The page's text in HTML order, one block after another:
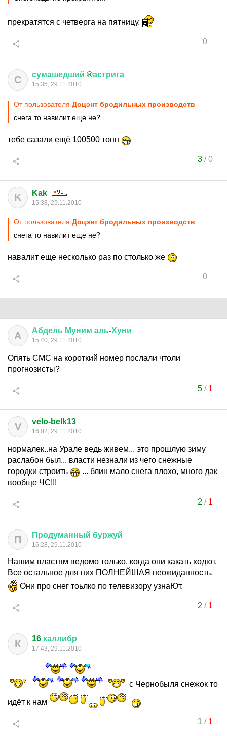
прекратятся с четверга на пятницу.
0
С сумашедший ®астрига
15:35, 29.11.2010
От пользователя Доцэнт бродильных производств
снега то навилит еще не?
тебе сазали ещё 100500 тонн
3/0
K Kak
15:38, 29.11.2010
От пользователя Доцэнт бродильных производств
снега то навилит еще не?
навалит еще несколько раз по столько же
0
А Абдель Муним аль-Хуни
15:40, 29.11.2010
Опять СМС на короткий номер послали чтоли
прогнозисты?
5/ 1
V velo-belk13
16:02, 29.11.2010
нормалек..на Урале ведь живем... это прошлую зиму
раслабон был... власти незнали из чего снежные
городки строить
... блин мало снега плохо, много дак
вообще ЧС!!!
2 / 1
П Продуманный буржуй
16:28, 29.11.2010
Нашим властям ведомо только, когда они какать ходют.
Все остальное для них ПОЛНЕЙШАЯ неожиданность.
Они про снег тоьлко по телевизору узнаЮт.
2 / 1
К 16 каллибр
17:43, 29.11.2010
с Чернобыля снежок то
идёт к нам
1 / 1